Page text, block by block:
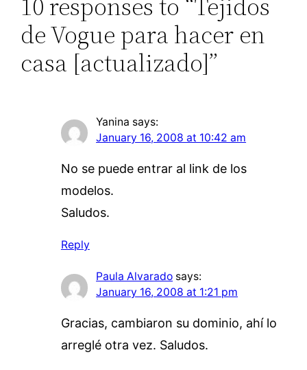
de Vogue para hacer en
casa [actualizado]”
Yanina says:
January 16, 2008 at 10:42 am
No se puede entrar al link de los
modelos.
Saludos.
Reply
Paula Alvarado says:
January 16, 2008 at 1:21 pm
Gracias, cambiaron su dominio, ahí lo
arreglé otra vez. Saludos.